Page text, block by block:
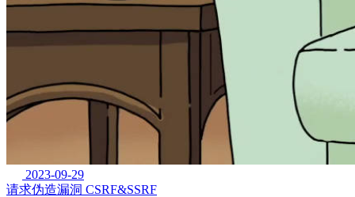
2023-09-29
请求伪造漏洞 CSRF&SSRF